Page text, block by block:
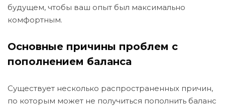
будущем, чтобы ваш опыт был максимально
комфортным.
Основные причины проблем с
пополнением баланса
Существует несколько распространенных причин,
по которым может не получиться пополнить баланс